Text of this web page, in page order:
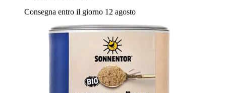
Consegna entro il giorno 12 agosto